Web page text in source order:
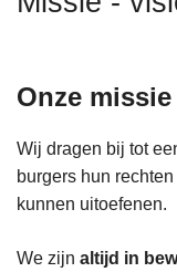
Onze
Wij dragen bij tot
burgers hun
kunnen uitoefenen.
We zijn altijd in